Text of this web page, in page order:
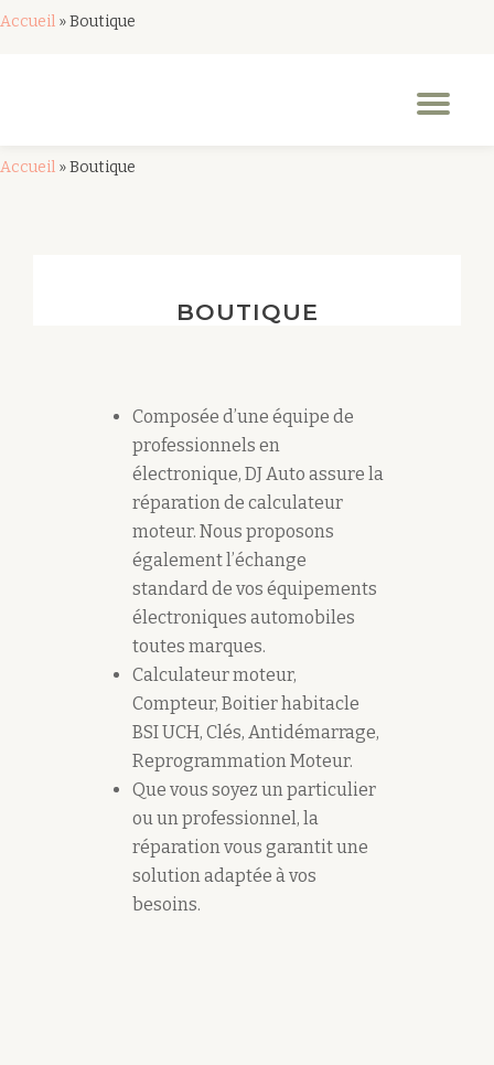
Accueil »Boutique
Accueil »Boutique
BOUTIQUE
Composée d’une équipe de
professionnels en
électronique, DJ Auto assure la
réparation de calculateur
moteur. Nous proposons
également l’échange
standard de vos équipements
électroniques automobiles
toutes marques.
Calculateur moteur,
Compteur, Boitier habitacle
BSI UCH, Clés, Antidémarrage,
Reprogrammation Moteur.
Que vous soyez un particulier
ou un professionnel, la
réparation vous garantit une
solution adaptée à vos
besoins.